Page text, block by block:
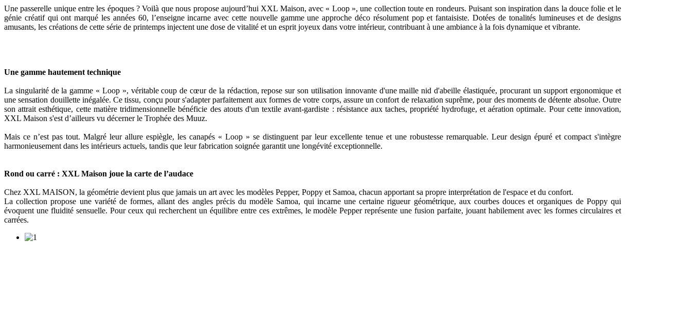
Une passerelle unique entre les époques ? Voilà que nous propose aujourd’hui XXL Maison, avec « Loop », une collection toute en rondeurs. Puisant son inspiration dans la douce folie et le
génie créatif qui ont marqué les années 60, l’enseigne incarne avec cette nouvelle gamme une approche déco résolument pop et fantaisiste. Dotées de tonalités lumineuses et de designs
amusants, les créations de cette série de printemps injectent une dose de vitalité et un esprit joyeux dans votre intérieur, contribuant à une ambiance à la fois dynamique et vibrante.
Une gamme hautement technique
La singularité de la gamme « Loop », véritable coup de cœur de la rédaction, repose sur son utilisation innovante d'une maille nid d'abeille élastiquée, procurant un support ergonomique et
une sensation douillette inégalée. Ce tissu, conçu pour s'adapter parfaitement aux formes de votre corps, assure un confort de relaxation suprême, pour des moments de détente absolue. Outre
son attrait esthétique, cette matière tridimensionnelle bénéficie des atouts d'un textile avant-gardiste : résistance aux taches, propriété hydrofuge, et aération optimale. Pour cette innovation,
XXL Maison s'est d’ailleurs vu décerner le Trophée des Muuz.
Mais ce n’est pas tout. Malgré leur allure espiègle, les canapés « Loop » se distinguent par leur excellente tenue et une robustesse remarquable. Leur design épuré et compact s'intègre
harmonieusement dans les intérieurs actuels, tandis que leur fabrication soignée garantit une longévité exceptionnelle.
Rond ou carré : XXL Maison joue la carte de l’audace
Chez XXL MAISON, la géométrie devient plus que jamais un art avec les modèles Pepper, Poppy et Samoa, chacun apportant sa propre interprétation de l'espace et du confort.
La collection propose une variété de formes, allant des angles précis du modèle Samoa, qui incarne une certaine rigueur géométrique, aux courbes douces et organiques de Poppy qui
évoquent une fluidité sensuelle. Pour ceux qui recherchent un équilibre entre ces extrêmes, le modèle Pepper représente une fusion parfaite, jouant habilement avec les formes circulaires et
carrées.